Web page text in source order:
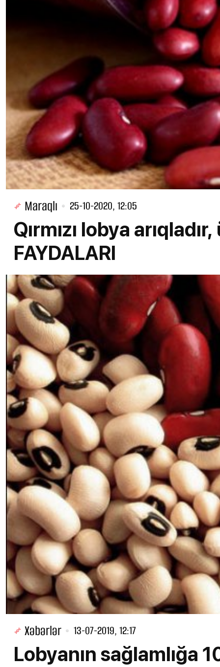
Maraqlı 25-10-2020, 12:05
Qırmızı lobya
FAYDALARI
Xəbərlər 13-07-2019, 12:17
Lobyanın sağlamlığa